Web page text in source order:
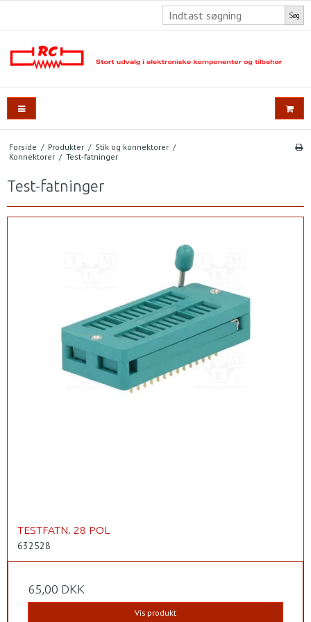
Søg
Forside / Produkter / Stik og konnektorer /
Konnektorer / Test-fatninger
Test-fatninger
TESTFATN. 28 POL
632528
65,00 DKK
Vis produkt